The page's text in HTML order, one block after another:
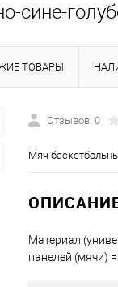
сине-
ТОВАРЫ
Отзывов: 0
Мяч
Материал
панелей (мячи)